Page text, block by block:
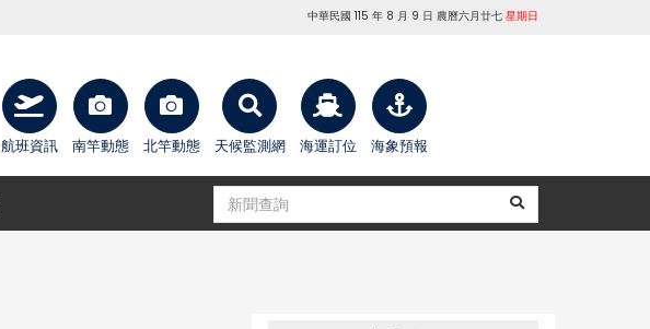
中華民國 115 年 8 月 9 日 農曆六月廿七 星期日
航班資訊 南竿動態 北竿動態 天候監測網 海運訂位 海象預報